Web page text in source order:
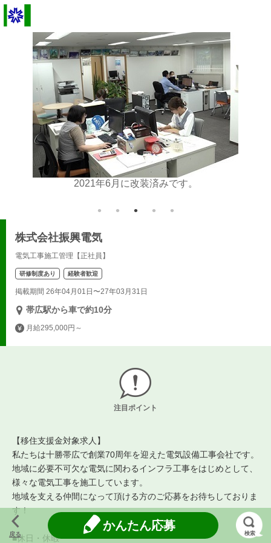
2021年6月に改装済みです。
株式会社振興電気
電気工事施工管理【正社員】
研修制度あり 経験者歓迎
掲載期間 26年04月01日〜27年03月31日
帯広駅から車で約10分
月給295,000円～
注目ポイント
【移住支援金対象求人】
私たちは十勝帯広で創業70周年を迎えた電気設備工事会社です。
地域に必要不可欠な電気に関わるインフラ工事をはじめとして、
様々な電気工事を施工しています。
地域を支える仲間になって頂ける方のご応募をお待ちしておりま
す！
■休日・休暇
戻る
かんたん応募
検索